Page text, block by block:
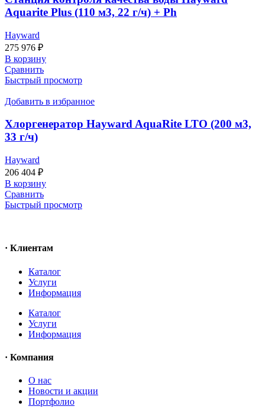
Aquarite Plus (110 м3, 22 г/ч) + Ph
Hayward
275 976 ₽
В корзину
Сравнить
Быстрый просмотр
Добавить в избранное
Хлоргенератор Hayward AquaRite LTO (200 м3,
33 г/ч)
Hayward
206 404 ₽
В корзину
Сравнить
Быстрый просмотр
· Клиентам
Каталог
Услуги
Информация
Каталог
Услуги
Информация
· Компания
O нас
Новости и акции
Портфолио